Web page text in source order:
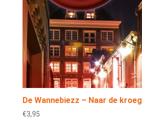
De Wannebiezz – Naar de kroeg
€3,95